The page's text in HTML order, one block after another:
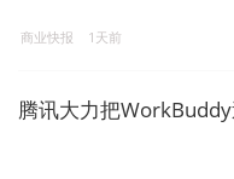
商业快报 1天前
腾讯大力把